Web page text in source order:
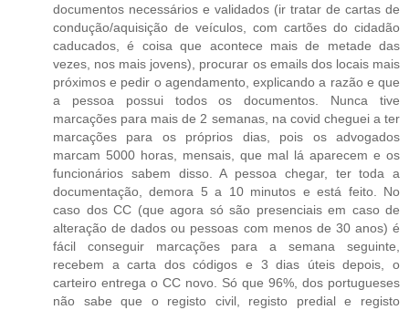
documentos necessários e validados (ir tratar de cartas de
condução/aquisição de veículos, com cartões do cidadão
caducados, é coisa que acontece mais de metade das
vezes, nos mais jovens), procurar os emails dos locais mais
próximos e pedir o agendamento, explicando a razão e que
a pessoa possui todos os documentos. Nunca tive
marcações para mais de 2 semanas, na covid cheguei a ter
marcações para os próprios dias, pois os advogados
marcam 5000 horas, mensais, que mal lá aparecem e os
funcionários sabem disso. A pessoa chegar, ter toda a
documentação, demora 5 a 10 minutos e está feito. No
caso dos CC (que agora só são presenciais em caso de
alteração de dados ou pessoas com menos de 30 anos) é
fácil conseguir marcações para a semana seguinte,
recebem a carta dos códigos e 3 dias úteis depois, o
carteiro entrega o CC novo. Só que 96%, dos portugueses
não sabe que o registo civil, registo predial e registo